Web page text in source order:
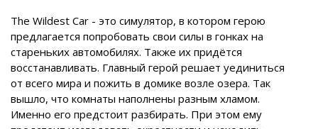
The Wildest Car - это симулятор, в котором герою
предлагается попробовать свои силы в гонках на
стареньких автомобилях. Также их придётся
восстанавливать. Главный герой решает уединиться
от всего мира и пожить в домике возле озера. Так
вышло, что комнаты наполнены разным хламом.
Именно его предстоит разбирать. При этом ему